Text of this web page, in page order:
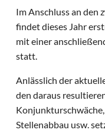
Im Anschluss an den
findet dieses Jahr
mit einer
statt.
Anlässlich der
den daraus
Stellenabbau usw.